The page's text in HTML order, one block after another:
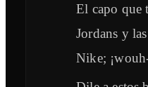
El capo que
Jordans y
Nike;